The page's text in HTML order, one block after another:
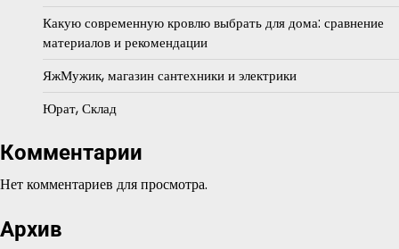
Какую современную кровлю выбрать для дома: сравнение
материалов и рекомендации
ЯжМужик, магазин сантехники и электрики
Юрат, Склад
Комментарии
Нет комментариев для просмотра.
Архив